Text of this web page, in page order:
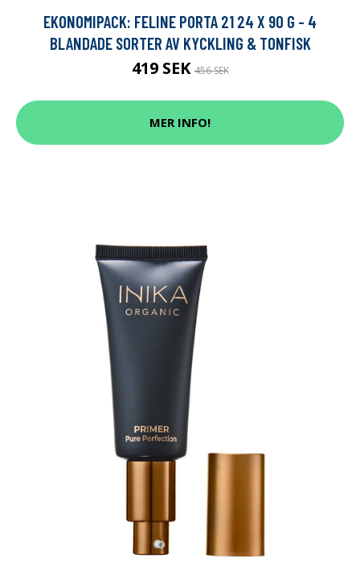
EKONOMIPACK: FELINE PORTA 21 24 X 90 G - 4
BLANDADE SORTER AV KYCKLING & TONFISK
419 SEK456 SEK
MER INFO!